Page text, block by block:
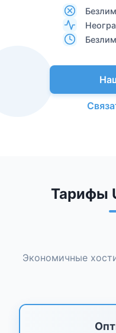
Тарифы
Экономичные